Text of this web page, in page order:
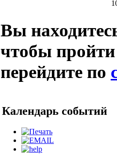
Вы
чтобы
перейдите по
Календарь событий